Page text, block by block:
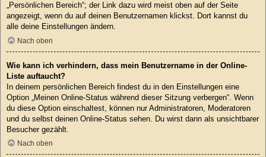
„Persönlichen Bereich“; der Link dazu wird meist oben auf der Seite
angezeigt, wenn du auf deinen Benutzernamen klickst. Dort kannst du
alle deine Einstellungen ändern.
Nach oben
Wie kann ich verhindern, dass mein Benutzername in der Online-
Liste auftaucht?
In deinem persönlichen Bereich findest du in den Einstellungen eine
Option „Meinen Online-Status während dieser Sitzung verbergen“. Wenn
du diese Option einschaltest, können nur Administratoren, Moderatoren
und du selbst deinen Online-Status sehen. Du wirst dann als unsichtbarer
Besucher gezählt.
Nach oben